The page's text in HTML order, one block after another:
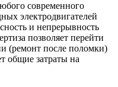
современного
электродвигателей
и непрерывность
позволяет перейти
(ремонт после поломки)
общие затраты на